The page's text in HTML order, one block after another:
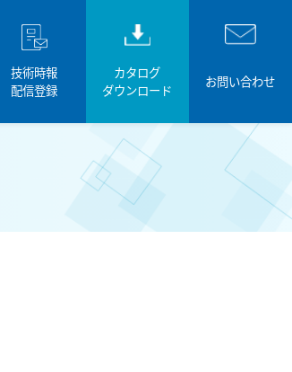
技術時報
配信登録
カタログ
ダウンロード
お問い合わせ